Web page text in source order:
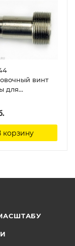
винт
для
AirCobra,
Tension
Screw)
корзину